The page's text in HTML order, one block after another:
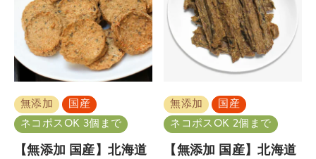
無添加
国産
ネコポスOK 3個まで
【無添加 国産】北海道
無添加
国産
ネコポスOK 2個まで
【無添加 国産】北海道